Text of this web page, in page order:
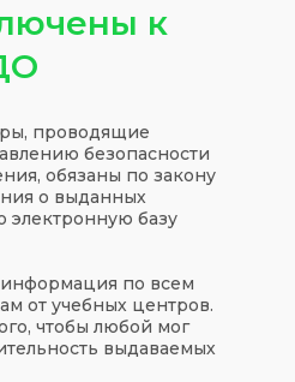
проводящие
безопасности
обязаны по закону
о выданных
базу
информация по всем
от учебных центров.
чтобы любой мог
выдаваемых
к